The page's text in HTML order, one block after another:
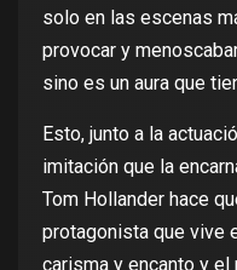
solo en las escenas
provocar y
sino es un aura que
Esto, junto a la
imitación que la
Tom Hollander hace
protagonista que vive
carisma y encanto y el